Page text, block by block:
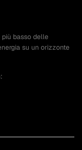
basso delle
su un orizzonte